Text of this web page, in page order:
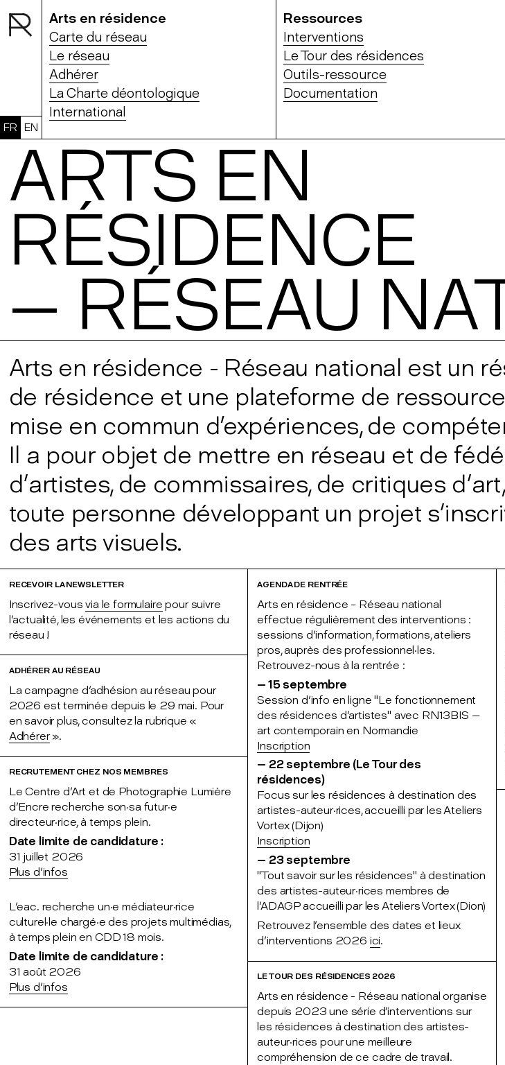
FR EN
Arts en résidence
Carte du réseau
Le réseau
Adhérer
La Charte déontologique
International
Ressources
Interventions
Le Tour des résidences
Outils-ressource
Documentation
ARTS EN
RÉSIDENCE
— RÉSEAU
Arts en résidence - Réseau national est un
de résidence et une plateforme de
mise en commun d'expériences, de
Il a pour objet de mettre en réseau et de
d’artistes, de commissaires, de critiques
toute personne développant un projet
des arts visuels.
RECEVOIR LA NEWSLETTER
Inscrivez-vousvia le formulaire pour suivre
l'actualité, les événements et les actions du
réseau !
ADHÉRER AU RÉSEAU
La campagne d'adhésion au réseau pour
2026 est terminée depuis le 29 mai. Pour
en savoir plus, consultez la rubrique «
Adhérer».
RECRUTEMENT CHEZ NOS MEMBRES
Le Centre d'Art et de Photographie Lumière
d'Encre recherche son·sa futur·e
directeur·rice, à temps plein.
Date limite de candidature :
31 juillet 2026
Plus d'infos
L'eac. recherche un·e médiateur·rice
culturel·le chargé·e des projets multimédias,
à temps plein en CDD 18 mois.
Date limite de candidature :
31 août 2026
Plus d'infos
AGENDA DE RENTRÉE
Arts en résidence – Réseau national
effectue régulièrement des interventions :
sessions d'information, formations, ateliers
pros, auprès des professionnel·les.
Retrouvez-nous à la rentrée :
— 15 septembre
Session d'info en ligne "Le fonctionnement
des résidences d'artistes" avec RN13BIS —
art contemporain en Normandie
Inscription
— 22 septembre (Le Tour des
résidences)
Focus sur les résidences à destination des
artistes-auteur·rices, accueilli par les Ateliers
Vortex (Dijon)
Inscription
— 23 septembre
"Tout savoir sur les résidences" à destination
des artistes-auteur·rices membres de
l'ADAGP accueilli par les Ateliers Vortex (Dion)
Retrouvez l'ensemble des dates et lieux
d'interventions 2026 ici.
LE TOUR DES RÉSIDENCES 2026
Arts en résidence - Réseau national organise
depuis 2023 une série d’interventions sur
les résidences à destination des artistes-
auteur·rices pour une meilleure
compréhension de ce cadre de travail.